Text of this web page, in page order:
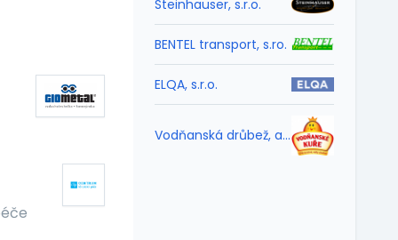
Steinhauser, s.r.o.
BENTEL transport, s.ro.
ELQA, s.r.o.
Vodňanská drůbež, a.s.